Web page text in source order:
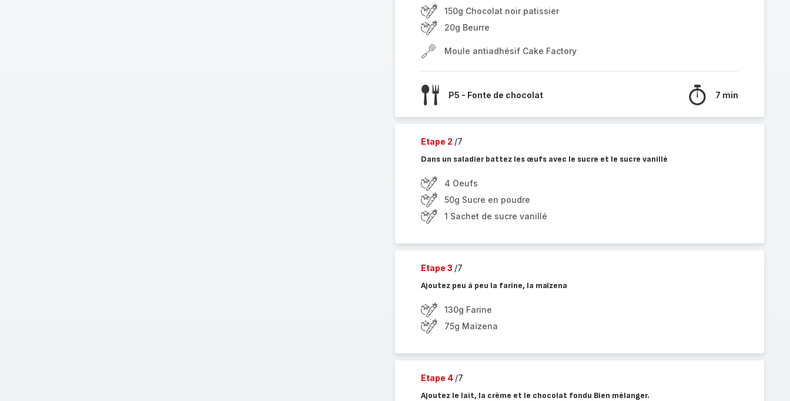
150g Chocolat noir patissier
20g Beurre
Moule antiadhésif Cake Factory
P5 - Fonte de chocolat 7 min
Etape 2 /7
Dans un saladier battez les œufs avec le sucre et le sucre vanillé
4 Oeufs
50g Sucre en poudre
1 Sachet de sucre vanillé
Etape 3 /7
Ajoutez peu à peu la farine, la maïzena
130g Farine
75g Maïzena
Etape 4 /7
Ajoutez le lait, la crème et le chocolat fondu Bien mélanger.